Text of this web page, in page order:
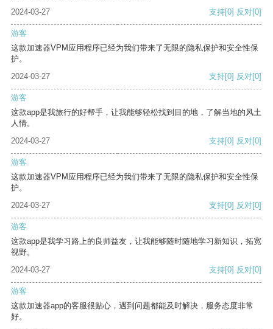
2024-03-27
支持[0] 反对[0]
游客
这款加速器VPM应用程序已经为我们带来了无限的隐私保护和安全性保
护。
2024-03-27
支持[0] 反对[0]
游客
这款app是我旅行的好帮手，让我能够轻松找到目的地，了解当地的风土
人情。
2024-03-27
支持[0] 反对[0]
游客
这款加速器VPM应用程序已经为我们带来了无限的隐私保护和安全性保
护。
2024-03-27
支持[0] 反对[0]
游客
这款app是我学习路上的良师益友，让我能够随时随地学习新知识，拓宽
视野。
2024-03-27
支持[0] 反对[0]
游客
这款加速器app的客服很贴心，遇到问题都能及时解决，服务态度非常
好。